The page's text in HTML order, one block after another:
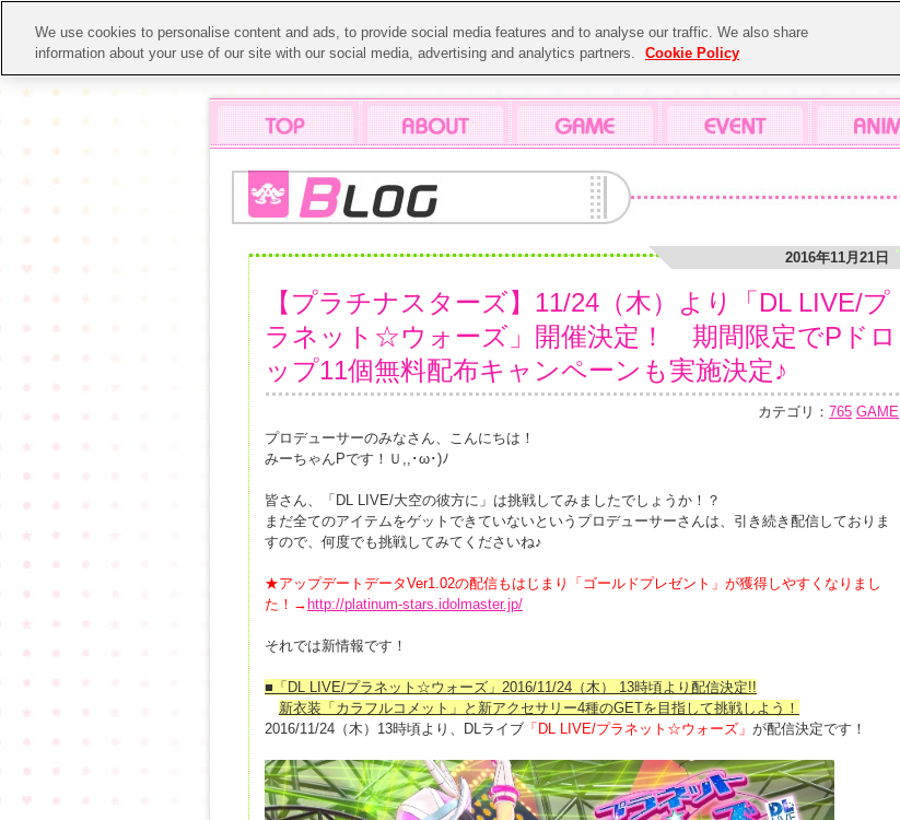
2016年11月21日
【プラチナスターズ】11/24（木）より「DL LIVE/プ
ラネット☆ウォーズ」開催決定！ 期間限定でPドロ
ップ11個無料配布キャンペーンも実施決定♪
カテゴリ： 765 GAME
プロデューサーのみなさん、こんにちは！
みーちゃんPです！Ｕ,,･ω･)ﾉ
皆さん、「DL LIVE/大空の彼方に」は挑戦してみましたでしょうか！？
まだ全てのアイテムをゲットできていないというプロデューサーさんは、引き続き配信しておりま
すので、何度でも挑戦してみてくださいね♪
★アップデートデータVer1.02の配信もはじまり「ゴールドプレゼント」が獲得しやすくなりまし
た！→ http://platinum-stars.idolmaster.jp/
それでは新情報です！
■「DL LIVE/プラネット☆ウォーズ」2016/11/24（木） 13時頃より配信決定!!
新衣装「カラフルコメット」と新アクセサリー4種のGETを目指して挑戦しよう！
2016/11/24（木）13時頃より、DLライブ 「DL LIVE/プラネット☆ウォーズ」 が配信決定です！
We use cookies to personalise content and ads, to provide social media features and to analyse our traffic. We also share
information about your use of our site with our social media, advertising and analytics partners.
Cookie Policy